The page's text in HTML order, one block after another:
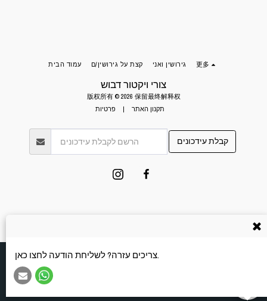
צורי ויקטור דבוש
版权所有 © 2026 保留最终解释权
תקנון האתר | פרטיות
עמוד הבית קצת על גירושין/ם גירושין ואני 更多
קבלת עידכונים
צריכים עזרה? לשליחת הודעה לחצו כאן.